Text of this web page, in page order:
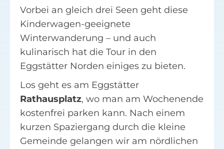
Vorbei an gleich drei Seen geht diese
Kinderwagen-geeignete
Winterwanderung – und auch
kulinarisch hat die Tour in den
Eggstätter Norden einiges zu bieten.
Los geht es am Eggstätter
Rathausplatz, wo man am Wochenende
kostenfrei parken kann. Nach einem
kurzen Spaziergang durch die kleine
Gemeinde gelangen wir am nördlichen